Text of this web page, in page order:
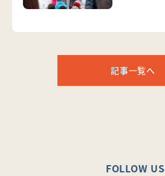
記事一覧へ
FOLLOW US